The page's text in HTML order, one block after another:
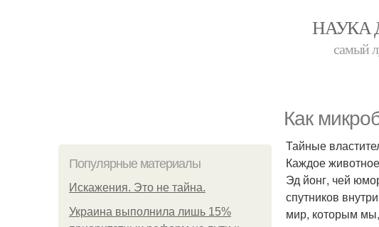
НАУКА
самый
Как
Популярные материалы
Искажения. Это не тайна.
Украина выполнила лишь 15%
Тайные
Каждое
Эд йонг, чей
спутников
мир, которым